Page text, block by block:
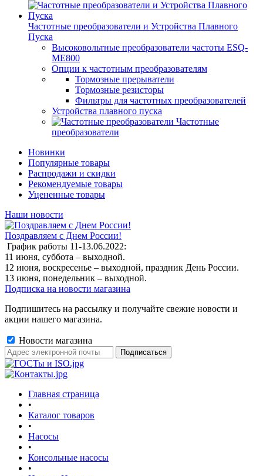
Частотные преобразователи и Устройства Плавного
Пуска
Высоковольтные преобразователи частоты ESQ-
ME800
Опции к частотным преобразователям
Тормозные прерыватели
Тормозные резисторы
Фильтры для частотных преобразователей
Устройства плавного пуска
Частотные
преобразователи
Новинки
Популярные товары
Распродажи и скидки
Рекомендуемые товары
Уцененные товары
Наши новости
Поздравляем с Днем России!
График работы 11-13.06.2022:
11 июня, суббота – выходной.
12 июня, воскресенье – выходной, праздник День России.
13 июня, понедельник – выходной.
Подписка на новости магазина
Подпишитесь на рассылку и получайте свежие новости и
акции нашего магазина.
Новости магазина
Главная страница
•
Каталог товаров
•
Насосы
•
Консольные насосы
•